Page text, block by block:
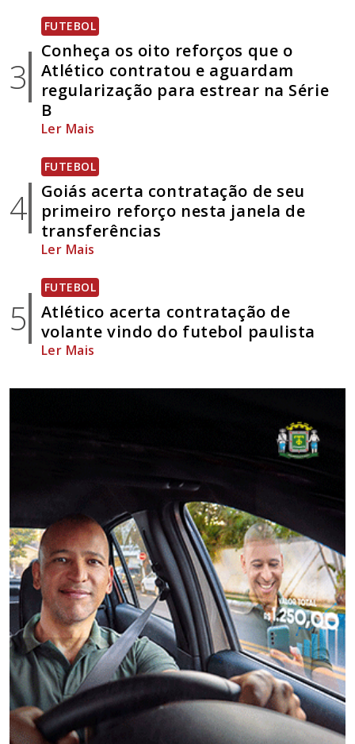
3
FUTEBOL
Conheça os oito reforços que o
Atlético contratou e aguardam
regularização para estrear na Série
B
Ler Mais
4
FUTEBOL
Goiás acerta contratação de seu
primeiro reforço nesta janela de
transferências
Ler Mais
5
FUTEBOL
Atlético acerta contratação de
volante vindo do futebol paulista
Ler Mais